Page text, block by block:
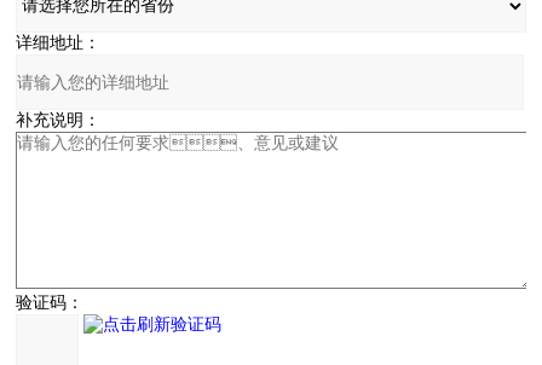
详细地址：
补充说明：
验证码：